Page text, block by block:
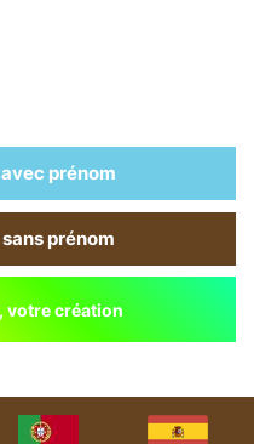
prénom
prénom
votre création